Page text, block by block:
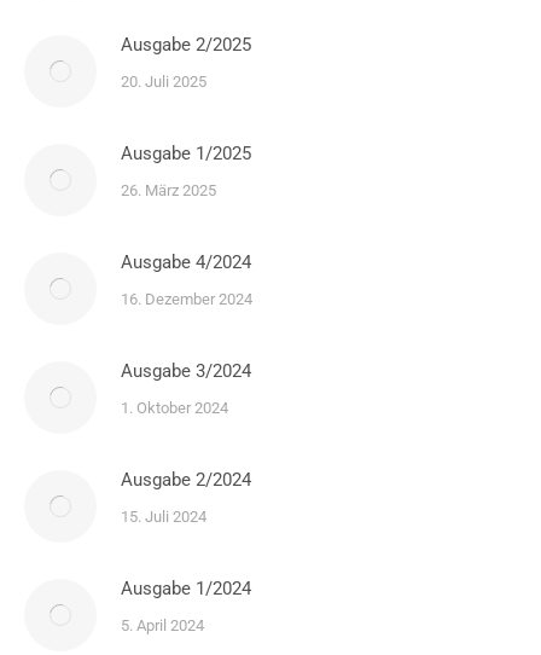
Ausgabe 2/2025
20. Juli 2025
Ausgabe 1/2025
26. März 2025
Ausgabe 4/2024
16. Dezember 2024
Ausgabe 3/2024
1. Oktober 2024
Ausgabe 2/2024
15. Juli 2024
Ausgabe 1/2024
5. April 2024